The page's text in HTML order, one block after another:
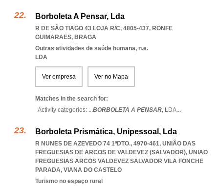
Borboleta A Pensar, Lda
R DE SÃO TIAGO 43 LOJA R/C, 4805-437, RONFE
GUIMARAES, BRAGA
Outras atividades de saúde humana, n.e.
LDA
Ver empresa Ver no Mapa
Matches in the search for:
Activity categories: ...BORBOLETA A PENSAR, LDA...
Borboleta Prismática, Unipessoal, Lda
R NUNES DE AZEVEDO 74 1ºDTO., 4970-461, UNIÃO DAS
FREGUESIAS DE ARCOS DE VALDEVEZ (SALVADOR), UNIAO
FREGUESIAS ARCOS VALDEVEZ SALVADOR VILA FONCHE
PARADA, VIANA DO CASTELO
Turismo no espaço rural